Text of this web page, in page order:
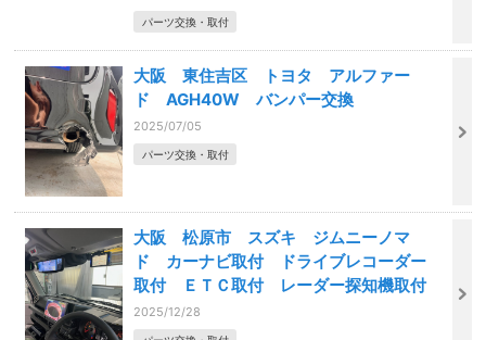
パーツ交換・取付
大阪 東住吉区 トヨタ アルファー
ド AGH40W バンパー交換
2025/07/05
パーツ交換・取付
大阪 松原市 スズキ ジムニーノマ
ド カーナビ取付 ドライブレコーダー
取付 ＥＴＣ取付 レーダー探知機取付
2025/12/28